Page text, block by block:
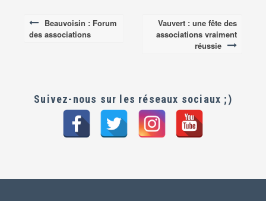
Post
Beauvoisin : Forum
des associations
Vauvert : une fête des
associations vraiment
réussie
Suivez-nous sur les réseaux sociaux ;)